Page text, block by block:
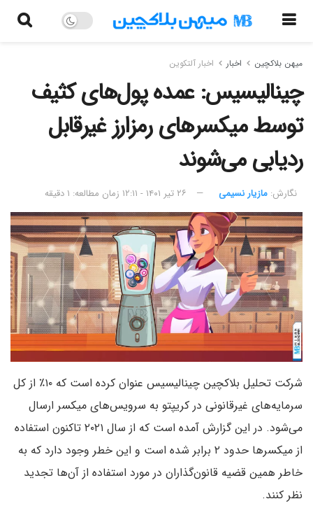
میهن بلاکچین اخبار اخبار آلتکوین
چینالیسیس: عمده پول‌های کثیف
توسط میکسرهای رمزارز غیرقابل
ردیابی می‌شوند
نگارش:‌ مازیار نسیمی ۲۶ تیر ۱۴۰۱ - ۱۲:۱۱ زمان مطالعه: ۱ دقیقه
شرکت تحلیل بلاکچین چینالیسیس عنوان کرده است که ۱۰٪ از کل
سرمایه‌های غیرقانونی در کریپتو به سرویس‌های میکسر ارسال
می‌شود. در این گزارش آمده است که از سال ۲۰۲۱ تاکنون استفاده
از میکسرها حدود ۲ برابر شده است و این خطر وجود دارد که به
خاطر همین قضیه قانون‌گذاران در مورد استفاده از آن‌ها تجدید
نظر کنند.